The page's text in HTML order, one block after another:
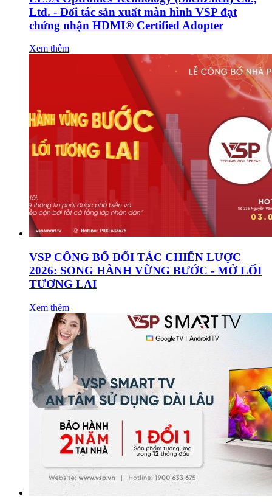
Ltd. - Đối tác sản xuất màn hình VSP đạt
chứng nhận HDMI® Certified Adopter
Xem thêm
VSP CÔNG BỐ ĐỐI TÁC CHIẾN LƯỢC
2026: SONG HÀNH VỮNG BƯỚC - MỞ LỐI
TƯƠNG LAI
Xem thêm